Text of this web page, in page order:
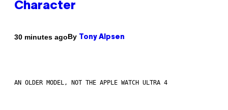
Character
30 minutes agoBy Tony Alpsen
AN OLDER MODEL, NOT THE APPLE WATCH ULTRA 4